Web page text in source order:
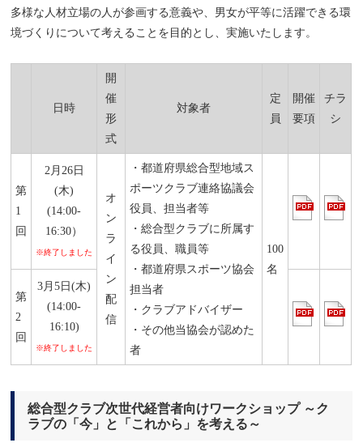
多様な人材立場の人が参画する意義や、男女が平等に活躍できる環
境づくりについて考えることを目的とし、実施いたします。
日時
開
催
形
式
対象者
定
員
開催
要項
チラ
シ
第
1
回
2月26日
(木)
(14:00-
16:30）
※終了しました
オ
ン
ラ
イ
ン
配
信
・都道府県総合型地域ス
ポーツクラブ連絡協議会
役員、担当者等
・総合型クラブに所属す
る役員、職員等
・都道府県スポーツ協会
担当者
・クラブアドバイザー
・その他当協会が認めた
者
100
名
第
2
回
3月5日(木)
(14:00-
16:10)
※終了しました
総合型クラブ次世代経営者向けワークショップ ～ク
ラブの「今」と「これから」を考える～